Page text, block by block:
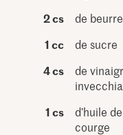
2 cs
de beurre
1 cc
de sucre
4 cs
de
1 cs
d’huile
courge